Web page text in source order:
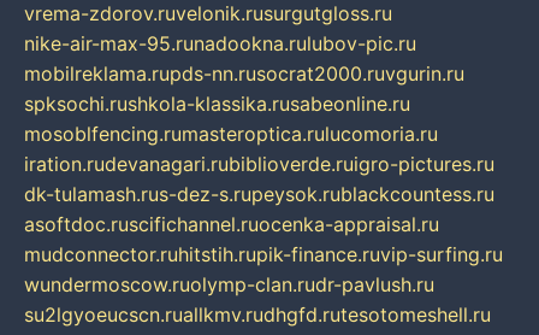
vrema-zdorov.ruvelonik.rusurgutgloss.ru
nike-air-max-95.runadookna.rulubov-pic.ru
mobilreklama.rupds-nn.rusocrat2000.ruvgurin.ru
spksochi.rushkola-klassika.rusabeonline.ru
mosoblfencing.rumasteroptica.rulucomoria.ru
iration.rudevanagari.rubiblioverde.ruigro-pictures.ru
dk-tulamash.rus-dez-s.rupeysok.rublackcountess.ru
asoftdoc.ruscifichannel.ruocenka-appraisal.ru
mudconnector.ruhitstih.rupik-finance.ruvip-surfing.ru
wundermoscow.ruolymp-clan.rudr-pavlush.ru
su2lgyoeucscn.ruallkmv.rudhgfd.rutesotomeshell.ru